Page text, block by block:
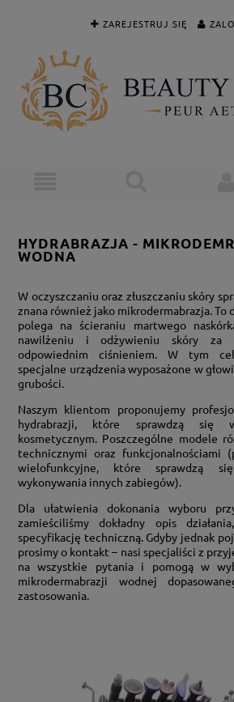
ZAREJESTRUJ SIĘ
HYDRABRAZJA -
WODNA
W oczyszczaniu oraz złuszczaniu skóry
znana również jako mikrodermabrazja.
polega na ścieraniu martwego
nawilżeniu i odżywieniu skóry za
odpowiednim ciśnieniem. W tym
specjalne urządzenia wyposażone w
grubości.
Naszym klientom proponujemy
hydrabrazji, które sprawdzą się
kosmetycznym. Poszczególne modele
technicznymi oraz funkcjonalnościami
wielofunkcyjne, które sprawdzą
wykonywania innych zabiegów).
Dla ułatwienia dokonania wyboru
zamieściliśmy dokładny opis
specyfikację techniczną. Gdyby jednak
prosimy o kontakt – nasi specjaliści z
na wszystkie pytania i pomogą w
mikrodermabrazji wodnej
zastosowania.